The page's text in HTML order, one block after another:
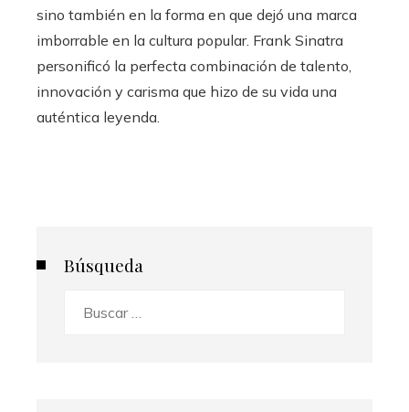
sino también en la forma en que dejó una marca
imborrable en la cultura popular. Frank Sinatra
personificó la perfecta combinación de talento,
innovación y carisma que hizo de su vida una
auténtica leyenda.
Búsqueda